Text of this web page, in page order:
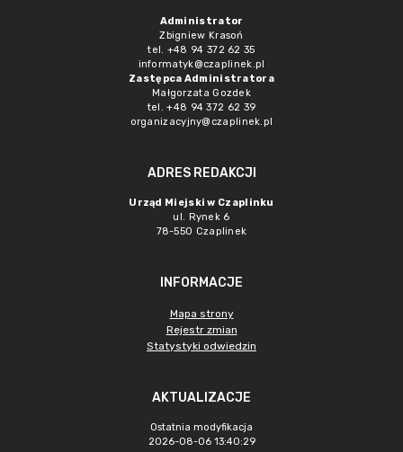
Administrator
Zbigniew Krasoń
tel. +48 94 372 62 35
informatyk@czaplinek.pl
Zastępca Administratora
Małgorzata Gozdek
tel. +48 94 372 62 39
organizacyjny@czaplinek.pl
ADRES REDAKCJI
Urząd Miejski w Czaplinku
ul. Rynek 6
78-550 Czaplinek
INFORMACJE
Mapa strony
Rejestr zmian
Statystyki odwiedzin
AKTUALIZACJE
Ostatnia modyfikacja
2026-08-06 13:40:29